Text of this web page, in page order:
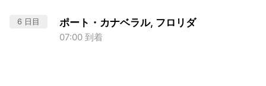
6 日目 ポート・カナベラル, フロリダ
07:00 到着